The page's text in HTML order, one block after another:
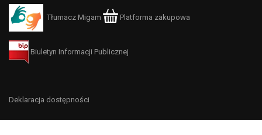
Tłumacz Migam Platforma zakupowa
Biuletyn Informacji Publicznej
Deklaracja dostępności